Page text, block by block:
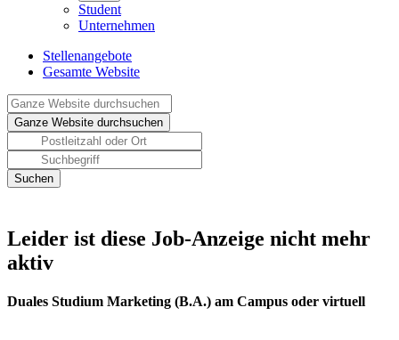
Student
Unternehmen
Stellenangebote
Gesamte Website
Leider ist diese Job-Anzeige nicht mehr
aktiv
Duales Studium Marketing (B.A.) am Campus oder virtuell